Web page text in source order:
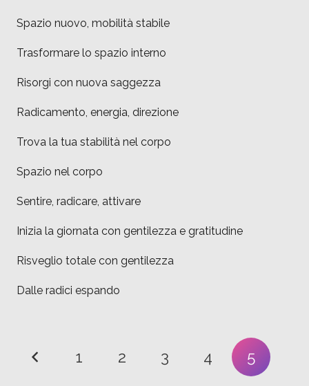
Spazio nuovo, mobilità stabile
Trasformare lo spazio interno
Risorgi con nuova saggezza
Radicamento, energia, direzione
Trova la tua stabilità nel corpo
Spazio nel corpo
Sentire, radicare, attivare
Inizia la giornata con gentilezza e gratitudine
Risveglio totale con gentilezza
Dalle radici espando
1 2 3 4 5